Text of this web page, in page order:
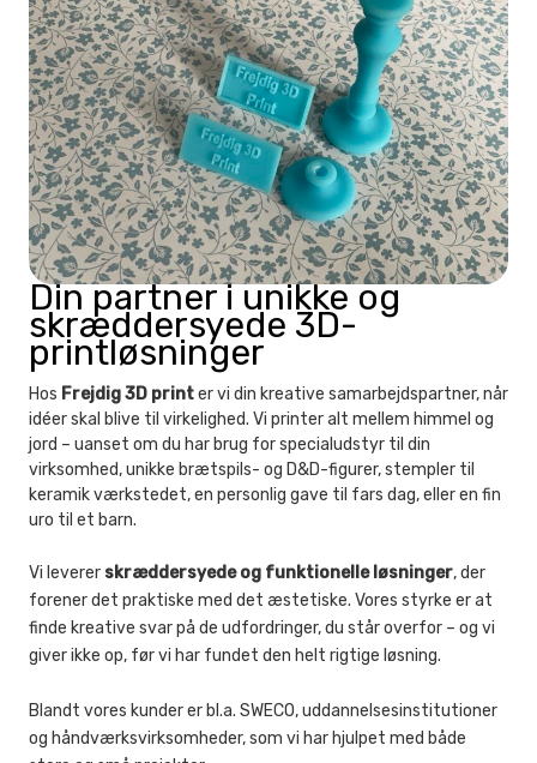
Din partner i unikke og
skræddersyede 3D-
printløsninger
Hos Frejdig 3D printer vi din kreative samarbejdspartner, når
idéer skal blive til virkelighed. Vi printer alt mellem himmel og
jord – uanset om du har brug for specialudstyr til din
virksomhed, unikke brætspils- og D&D-figurer, stempler til
keramik værkstedet, en personlig gave til fars dag, eller en fin
uro til et barn.
Vi leverer skræddersyede og funktionelle løsninger, der
forener det praktiske med det æstetiske. Vores styrke er at
finde kreative svar på de udfordringer, du står overfor – og vi
giver ikke op, før vi har fundet den helt rigtige løsning.
Blandt vores kunder er bl.a. SWECO, uddannelsesinstitutioner
og håndværksvirksomheder, som vi har hjulpet med både